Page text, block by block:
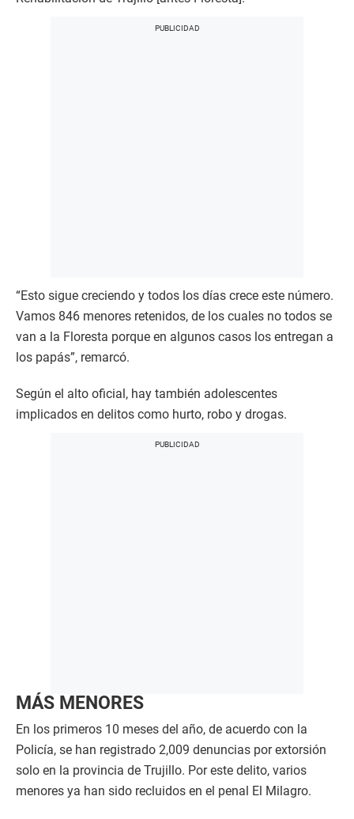
“Esto sigue creciendo y todos los días crece este número.
Vamos 846 menores retenidos, de los cuales no todos se
van a la Floresta porque en algunos casos los entregan a
los papás”, remarcó.
Según el alto oficial, hay también adolescentes
implicados en delitos como hurto, robo y drogas.
MÁS MENORES
En los primeros 10 meses del año, de acuerdo con la
Policía, se han registrado 2,009 denuncias por extorsión
solo en la provincia de Trujillo. Por este delito, varios
menores ya han sido recluidos en el penal El Milagro.